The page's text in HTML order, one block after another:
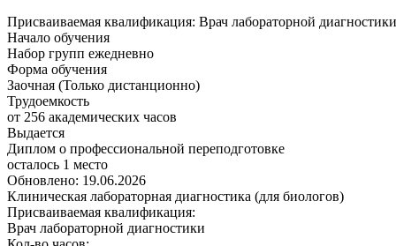
Присваиваемая квалификация: Врач лабораторной диагностики
Начало обучения
Набор групп ежедневно
Форма обучения
Заочная (Только дистанционно)
Трудоемкость
от 256 академических часов
Выдается
Диплом о профессиональной переподготовке
осталось 1 место
Обновлено: 19.06.2026
Клиническая лабораторная диагностика (для биологов)
Присваиваемая квалификация:
Врач лабораторной диагностики